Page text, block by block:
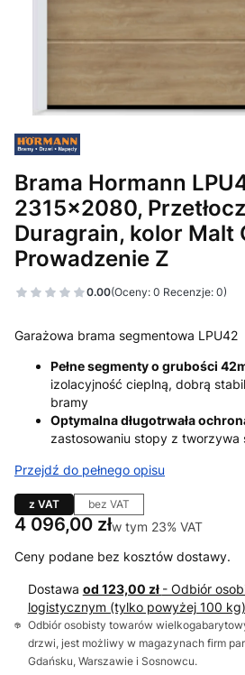
Brama Hormann
2315x2080,
Duragrain, kolor Malt
Prowadzenie Z
0.00(Oceny: 0 Recenzje: 0)
Garażowa brama segmentowa LPU42
Pełne segmenty o grubości
izolacyjność cieplną, dobrą
bramy
Optymalna długotrwała
zastosowaniu stopy z tworzywa
Przejdź do pełnego opisu
z VAT bez VAT
Cena
4 096,00 złw tym 23% VAT
w tym 23% VAT
Ceny podane bez kosztów dostawy.
Dostawa od 123,00 zł - Odbiór
logistycznym (tylko powyżej 100 kg)
Odbiór osobisty towarów
drzwi, jest możliwy w magazynach firm
Gdańsku, Warszawie i Sosnowcu.